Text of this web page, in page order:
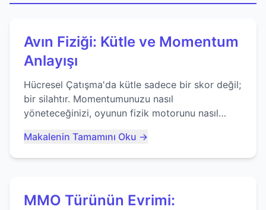
Avın Fiziği: Kütle ve Momentum
Anlayışı
Hücresel Çatışma'da kütle sadece bir skor değil;
bir silahtır. Momentumunuzu nasıl
yöneteceğinizi, oyunun fizik motorunu nasıl
ustalaşacağınızı öğrenin...
Makalenin Tamamını Oku →
MMO Türünün Evrimi: